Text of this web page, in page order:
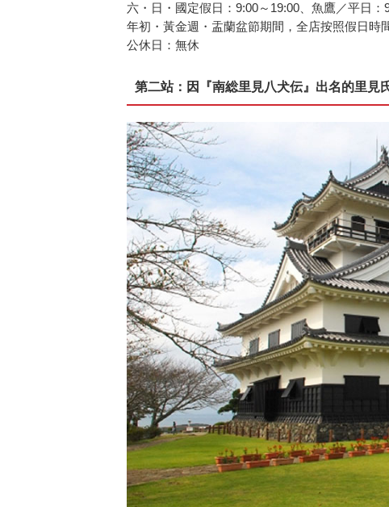
六・日・國定假日：9:00～19:00、魚鷹／平日
年初・黃金週・盂蘭盆節期間，全店按照假日時
公休日：無休
第二站：因『南総里見八犬伝』出名的里見